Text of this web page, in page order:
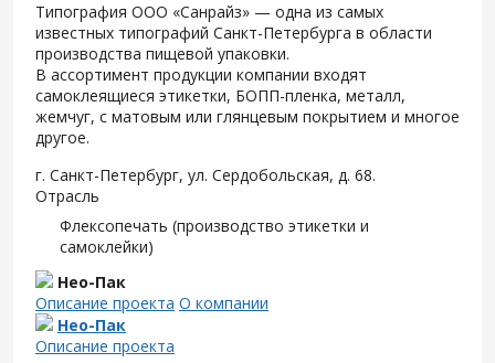
Типография ООО «Санрайз» — одна из самых
известных типографий Санкт-Петербурга в области
производства пищевой упаковки.
В ассортимент продукции компании входят
самоклеящиеся этикетки, БОПП-пленка, металл,
жемчуг, с матовым или глянцевым покрытием и многое
другое.
г. Санкт-Петербург, ул. Сердобольская, д. 68.
Отрасль
Флексопечать (производство этикетки и
самоклейки)
Нео-Пак
Описание проекта О компании
Нео-Пак
Описание проекта